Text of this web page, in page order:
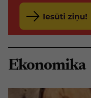
Ekonomika